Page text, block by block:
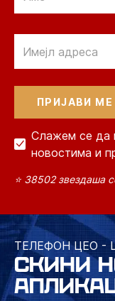
Слажем се да
новостима и
⭐ 38502 звездаша
ТЕЛЕФОН ЦЕО -
СКИНИ